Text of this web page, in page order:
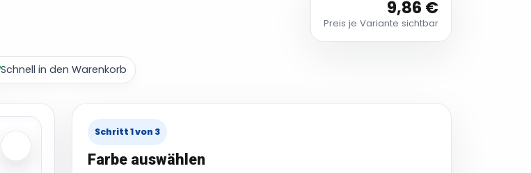
Schnell in den Warenkorb
9,86 €
Preis je Variante sichtbar
Schritt 1 von 3
Farbe auswählen